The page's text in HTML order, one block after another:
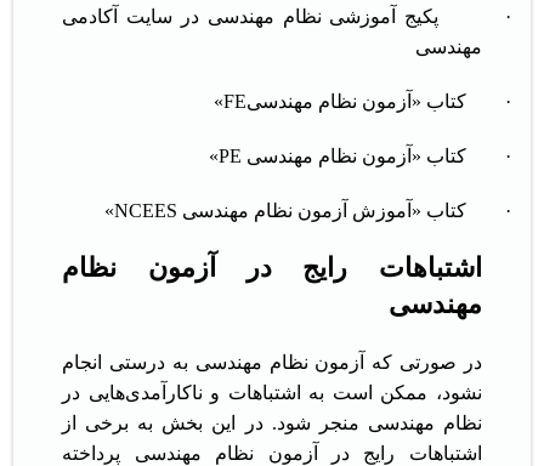
· پکیج آموزشی نظام مهندسی در سایت آکادمی
مهندسی
·کتاب «آزمون نظام مهندسیFE»
·کتاب «آزمون نظام مهندسی PE»
·کتاب «آموزش آزمون نظام مهندسی NCEES»
اشتباهات رایج در آزمون نظام
مهندسی
در صورتی که آزمون نظام مهندسی به درستی انجام
نشود، ممکن است به اشتباهات و ناکارآمدی‌هایی در
نظام مهندسی منجر شود. در این بخش به برخی از
اشتباهات رایج در آزمون نظام مهندسی پرداخته